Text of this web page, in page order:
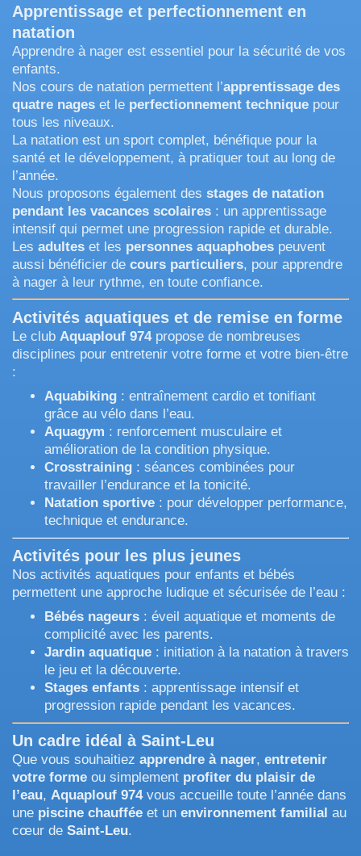
Apprentissage et perfectionnement en
natation
Apprendre à nager est essentiel pour la sécurité de vos
enfants.
Nos cours de natation permettent l’apprentissage des
quatre nages et le perfectionnement technique pour
tous les niveaux.
La natation est un sport complet, bénéfique pour la
santé et le développement, à pratiquer tout au long de
l’année.
Nous proposons également des stages de natation
pendant les vacances scolaires : un apprentissage
intensif qui permet une progression rapide et durable.
Les adultes et les personnes aquaphobes peuvent
aussi bénéficier de cours particuliers, pour apprendre
à nager à leur rythme, en toute confiance.
Activités aquatiques et de remise en forme
Le club Aquaplouf 974propose de nombreuses
disciplines pour entretenir votre forme et votre bien-être
:
Aquabiking : entraînement cardio et tonifiant
grâce au vélo dans l’eau.
Aquagym : renforcement musculaire et
amélioration de la condition physique.
Crosstraining : séances combinées pour
travailler l’endurance et la tonicité.
Natation sportive : pour développer performance,
technique et endurance.
Activités pour les plus jeunes
Nos activités aquatiques pour enfants et bébés
permettent une approche ludique et sécurisée de l’eau :
Bébés nageurs : éveil aquatique et moments de
complicité avec les parents.
Jardin aquatique : initiation à la natation à travers
le jeu et la découverte.
Stages enfants : apprentissage intensif et
progression rapide pendant les vacances.
Un cadre idéal à Saint-Leu
Que vous souhaitiez apprendre à nager, entretenir
votre forme ou simplement profiter du plaisir de
l’eau, Aquaplouf 974vous accueille toute l’année dans
une piscine chauffée et un environnement familial au
cœur de Saint-Leu.